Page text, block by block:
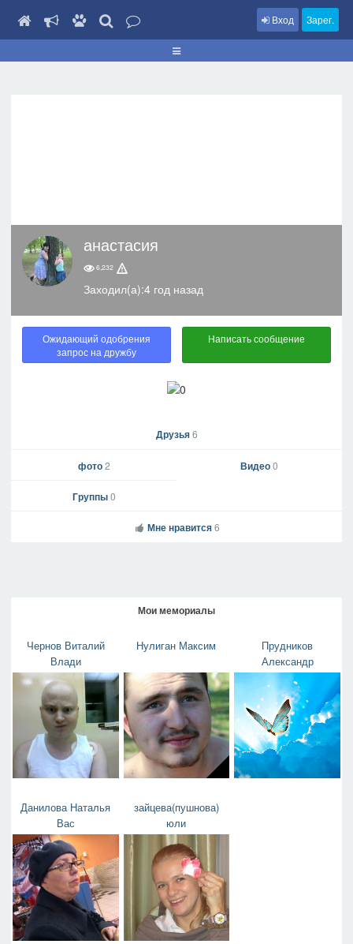
Вход Зарег.
анастасия
6,232
Заходил(а):4 год назад
Ожидающий одобрения
запрос на дружбу
Написать сообщение
Друзья6
фото2 Видео0
Группы0
Мне нравится 6
Мои мемориалы
Чернов Виталий
Влади
Нулиган Максим
Прудников
Александр
Данилова Наталья
Вас
зайцева(пушнова)
юли